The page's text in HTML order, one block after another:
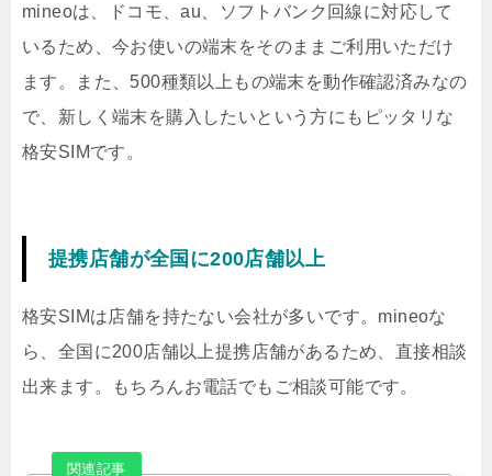
mineoは、ドコモ、au、ソフトバンク回線に対応して
いるため、今お使いの端末をそのままご利用いただけ
ます。また、500種類以上もの端末を動作確認済みなの
で、新しく端末を購入したいという方にもピッタリな
格安SIMです。
提携店舗が全国に200店舗以上
格安SIMは店舗を持たない会社が多いです。mineoな
ら、全国に200店舗以上提携店舗があるため、直接相談
出来ます。もちろんお電話でもご相談可能です。